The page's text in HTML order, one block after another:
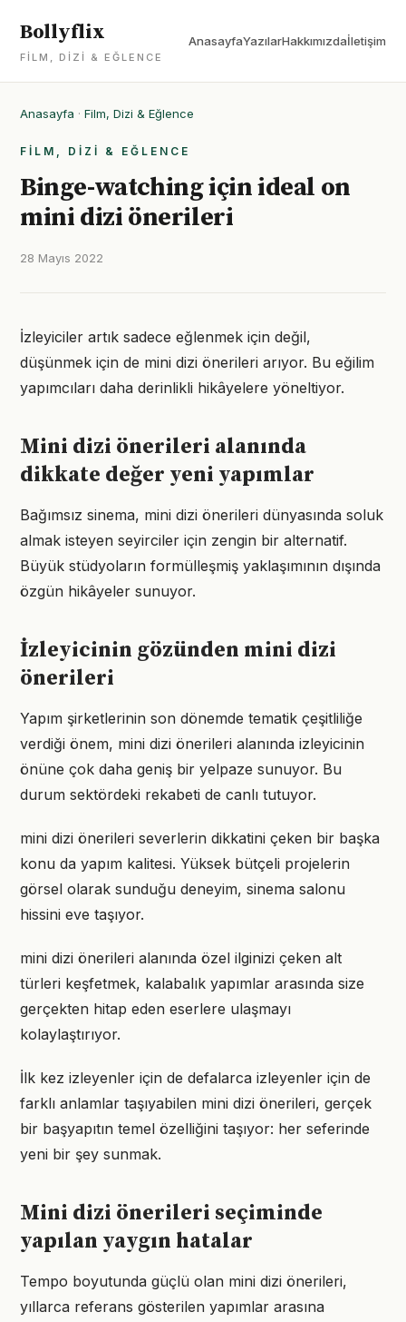
Bollyflix
FILM, DIZI & EĞLENCE
AnasayfaYazılarHakkımızdaİletişim
Anasayfa · Film, Dizi & Eğlence
FILM, DIZI & EĞLENCE
Binge-watching için ideal on
mini dizi önerileri
28 Mayıs 2022
İzleyiciler artık sadece eğlenmek için değil,
düşünmek için de mini dizi önerileri arıyor. Bu eğilim
yapımcıları daha derinlikli hikâyelere yöneltiyor.
Mini dizi önerileri alanında
dikkate değer yeni yapımlar
Bağımsız sinema, mini dizi önerileri dünyasında soluk
almak isteyen seyirciler için zengin bir alternatif.
Büyük stüdyoların formülleşmiş yaklaşımının dışında
özgün hikâyeler sunuyor.
İzleyicinin gözünden mini dizi
önerileri
Yapım şirketlerinin son dönemde tematik çeşitliliğe
verdiği önem, mini dizi önerileri alanında izleyicinin
önüne çok daha geniş bir yelpaze sunuyor. Bu
durum sektördeki rekabeti de canlı tutuyor.
mini dizi önerileri severlerin dikkatini çeken bir başka
konu da yapım kalitesi. Yüksek bütçeli projelerin
görsel olarak sunduğu deneyim, sinema salonu
hissini eve taşıyor.
mini dizi önerileri alanında özel ilginizi çeken alt
türleri keşfetmek, kalabalık yapımlar arasında size
gerçekten hitap eden eserlere ulaşmayı
kolaylaştırıyor.
İlk kez izleyenler için de defalarca izleyenler için de
farklı anlamlar taşıyabilen mini dizi önerileri, gerçek
bir başyapıtın temel özelliğini taşıyor: her seferinde
yeni bir şey sunmak.
Mini dizi önerileri seçiminde
yapılan yaygın hatalar
Tempo boyutunda güçlü olan mini dizi önerileri,
yıllarca referans gösterilen yapımlar arasına